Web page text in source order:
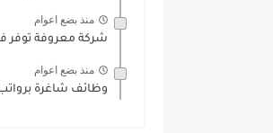
منذ بضع اعوام
شركة معروفة توفر
منذ بضع اعوام
وظائف شاغرة برواتب مغرية تبدأ